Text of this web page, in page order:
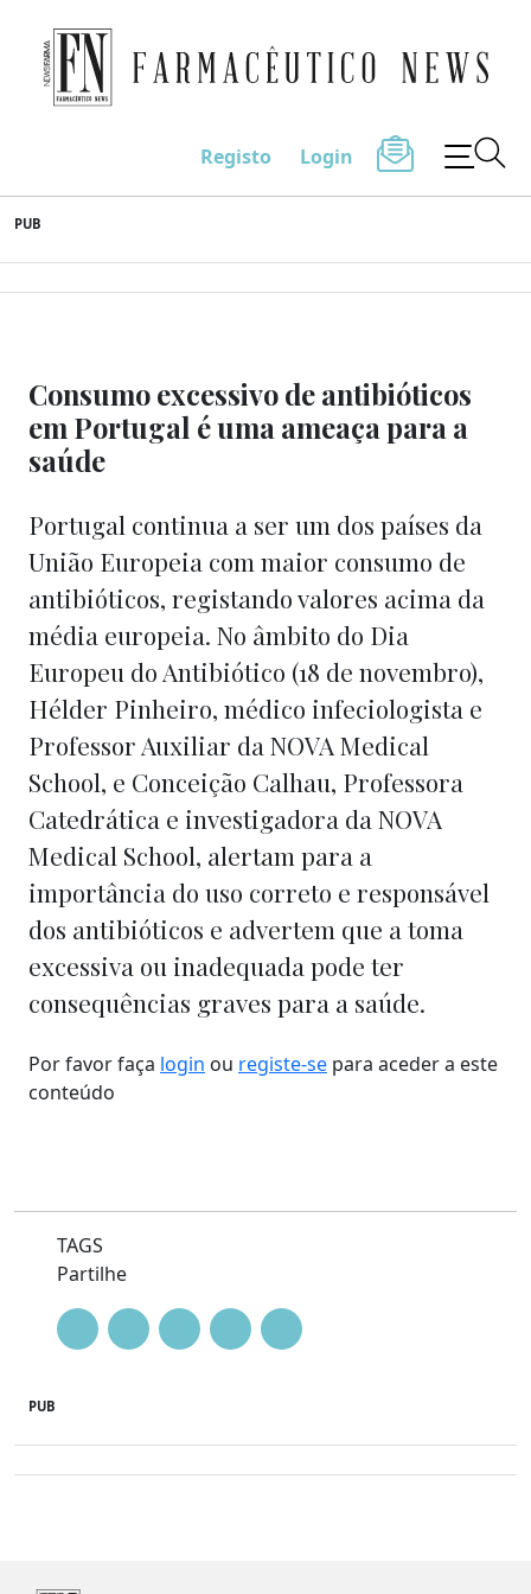
to
content
Farmacêutico News
Registo Login
PUB
Consumo excessivo de antibióticos
em Portugal é uma ameaça para a
saúde
Portugal continua a ser um dos países da
União Europeia com maior consumo de
antibióticos, registando valores acima da
média europeia. No âmbito do Dia
Europeu do Antibiótico (18 de novembro),
Hélder Pinheiro, médico infeciologista e
Professor Auxiliar da NOVA Medical
School, e Conceição Calhau, Professora
Catedrática e investigadora da NOVA
Medical School, alertam para a
importância do uso correto e responsável
dos antibióticos e advertem que a toma
excessiva ou inadequada pode ter
consequências graves para a saúde.
Por favor faça login ou registe-se para aceder a este
conteúdo
TAGS
Partilhe
PUB